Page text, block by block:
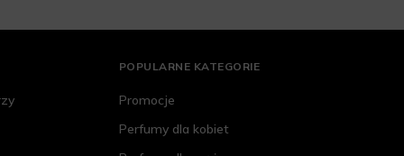
mamy dostęp wyłącznie do Informacji
i informacji nieprzypisanych do konkretnych osób.
POPULARNE KATEGORIE
Promocje
Perfumy dla kobiet